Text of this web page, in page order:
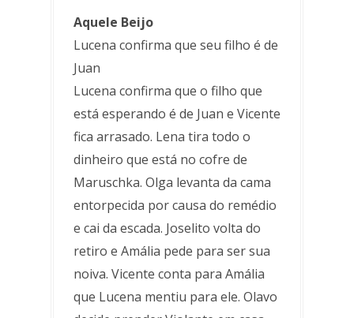
Aquele Beijo
Lucena confirma que seu filho é de
Juan
Lucena confirma que o filho que
está esperando é de Juan e Vicente
fica arrasado. Lena tira todo o
dinheiro que está no cofre de
Maruschka. Olga levanta da cama
entorpecida por causa do remédio
e cai da escada. Joselito volta do
retiro e Amália pede para ser sua
noiva. Vicente conta para Amália
que Lucena mentiu para ele. Olavo